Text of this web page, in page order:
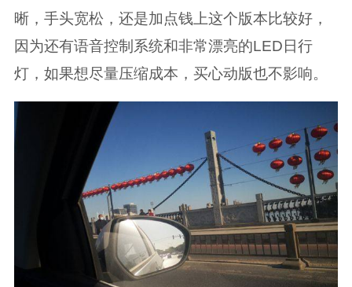
晰，手头宽松，还是加点钱上这个版本比较好，
因为还有语音控制系统和非常漂亮的LED日行
灯，如果想尽量压缩成本，买心动版也不影响。